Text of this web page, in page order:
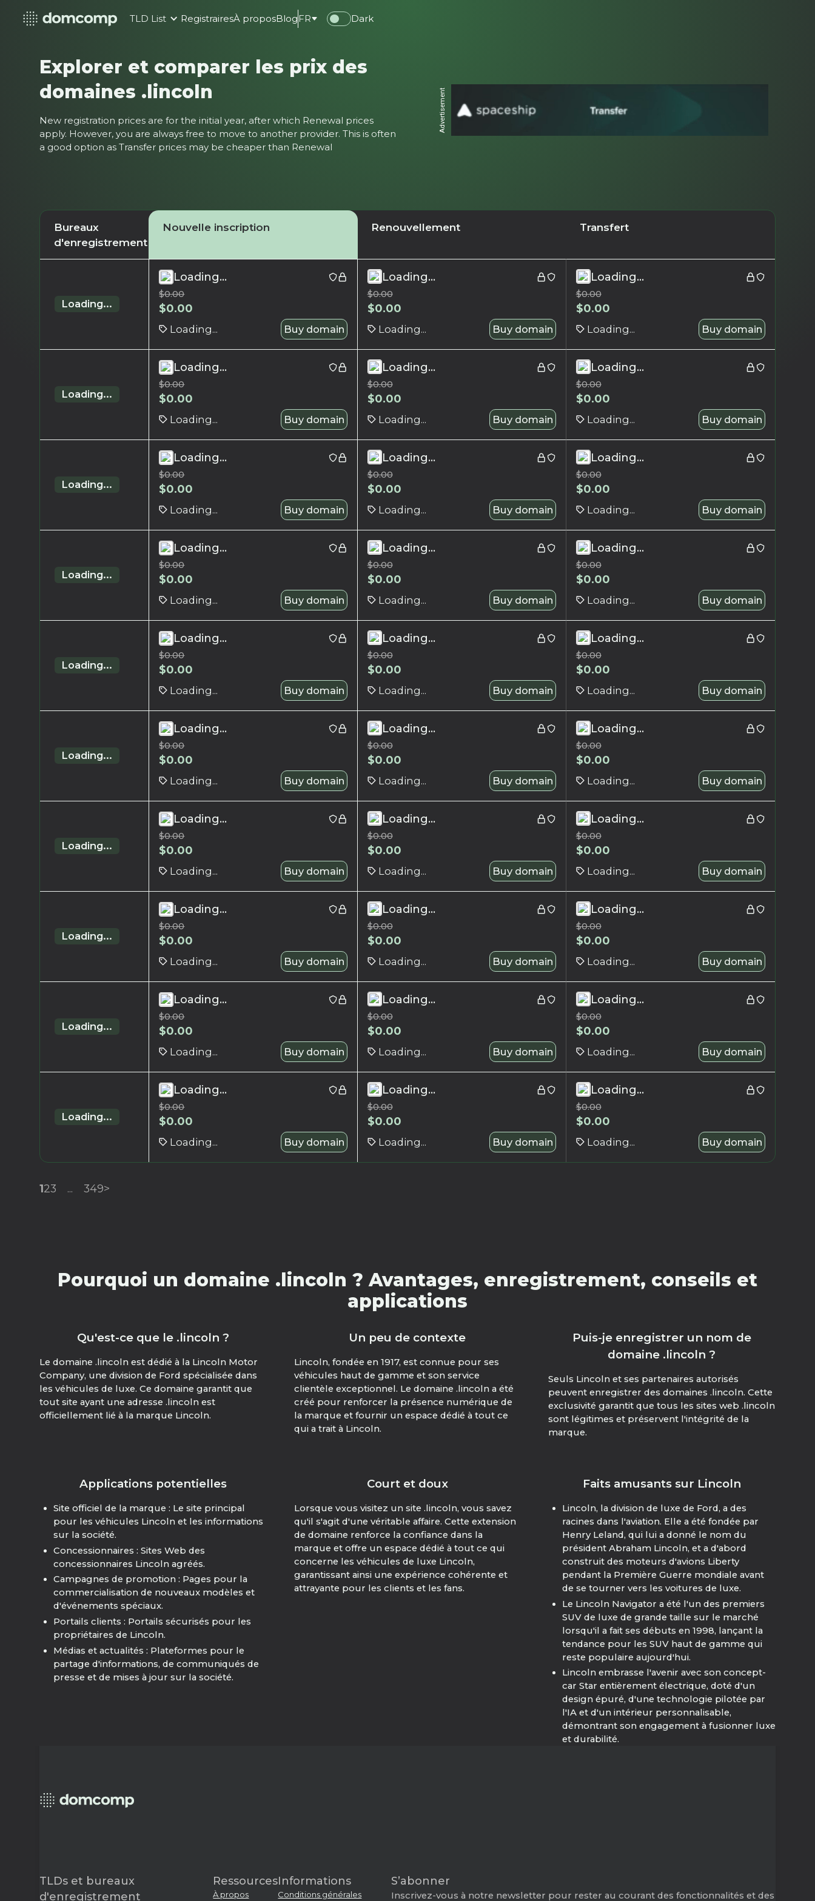
TLD List RegistrairesÀ proposBlog FR Dark
Explorer et comparer les prix des
domaines .lincoln
New registration prices are for the initial year, after which Renewal prices
apply. However, you are always free to move to another provider. This is often
a good option as Transfer prices may be cheaper than Renewal
Advertisement
Bureaux
d'enregistrement
Nouvelle inscription Renouvellement Transfert
Loading...
Loading...
$0.00
$0.00
Loading... Buy domain
Loading...
$0.00
$0.00
Loading... Buy domain
Loading...
$0.00
$0.00
Loading... Buy domain
Loading...
Loading...
$0.00
$0.00
Loading... Buy domain
Loading...
$0.00
$0.00
Loading... Buy domain
Loading...
$0.00
$0.00
Loading... Buy domain
Loading...
Loading...
$0.00
$0.00
Loading... Buy domain
Loading...
$0.00
$0.00
Loading... Buy domain
Loading...
$0.00
$0.00
Loading... Buy domain
Loading...
Loading...
$0.00
$0.00
Loading... Buy domain
Loading...
$0.00
$0.00
Loading... Buy domain
Loading...
$0.00
$0.00
Loading... Buy domain
Loading...
Loading...
$0.00
$0.00
Loading... Buy domain
Loading...
$0.00
$0.00
Loading... Buy domain
Loading...
$0.00
$0.00
Loading... Buy domain
Loading...
Loading...
$0.00
$0.00
Loading... Buy domain
Loading...
$0.00
$0.00
Loading... Buy domain
Loading...
$0.00
$0.00
Loading... Buy domain
Loading...
Loading...
$0.00
$0.00
Loading... Buy domain
Loading...
$0.00
$0.00
Loading... Buy domain
Loading...
$0.00
$0.00
Loading... Buy domain
Loading...
Loading...
$0.00
$0.00
Loading... Buy domain
Loading...
$0.00
$0.00
Loading... Buy domain
Loading...
$0.00
$0.00
Loading... Buy domain
Loading...
Loading...
$0.00
$0.00
Loading... Buy domain
Loading...
$0.00
$0.00
Loading... Buy domain
Loading...
$0.00
$0.00
Loading... Buy domain
Loading...
Loading...
$0.00
$0.00
Loading... Buy domain
Loading...
$0.00
$0.00
Loading... Buy domain
Loading...
$0.00
$0.00
Loading... Buy domain
123 ... 349>
Pourquoi un domaine .lincoln ? Avantages, enregistrement, conseils et
applications
Qu'est-ce que le .lincoln ?
Le domaine .lincoln est dédié à la Lincoln Motor
Company, une division de Ford spécialisée dans
les véhicules de luxe. Ce domaine garantit que
tout site ayant une adresse .lincoln est
officiellement lié à la marque Lincoln.
Un peu de contexte
Lincoln, fondée en 1917, est connue pour ses
véhicules haut de gamme et son service
clientèle exceptionnel. Le domaine .lincoln a été
créé pour renforcer la présence numérique de
la marque et fournir un espace dédié à tout ce
qui a trait à Lincoln.
Puis-je enregistrer un nom de
domaine .lincoln ?
Seuls Lincoln et ses partenaires autorisés
peuvent enregistrer des domaines .lincoln. Cette
exclusivité garantit que tous les sites web .lincoln
sont légitimes et préservent l'intégrité de la
marque.
Applications potentielles
Site officiel de la marque : Le site principal
pour les véhicules Lincoln et les informations
sur la société.
Concessionnaires : Sites Web des
concessionnaires Lincoln agréés.
Campagnes de promotion : Pages pour la
commercialisation de nouveaux modèles et
d'événements spéciaux.
Portails clients : Portails sécurisés pour les
propriétaires de Lincoln.
Médias et actualités : Plateformes pour le
partage d'informations, de communiqués de
presse et de mises à jour sur la société.
Court et doux
Lorsque vous visitez un site .lincoln, vous savez
qu'il s'agit d'une véritable affaire. Cette extension
de domaine renforce la confiance dans la
marque et offre un espace dédié à tout ce qui
concerne les véhicules de luxe Lincoln,
garantissant ainsi une expérience cohérente et
attrayante pour les clients et les fans.
Faits amusants sur Lincoln
Lincoln, la division de luxe de Ford, a des
racines dans l'aviation. Elle a été fondée par
Henry Leland, qui lui a donné le nom du
président Abraham Lincoln, et a d'abord
construit des moteurs d'avions Liberty
pendant la Première Guerre mondiale avant
de se tourner vers les voitures de luxe.
Le Lincoln Navigator a été l'un des premiers
SUV de luxe de grande taille sur le marché
lorsqu'il a fait ses débuts en 1998, lançant la
tendance pour les SUV haut de gamme qui
reste populaire aujourd'hui.
Lincoln embrasse l'avenir avec son concept-
car Star entièrement électrique, doté d'un
design épuré, d'une technologie pilotée par
l'IA et d'un intérieur personnalisable,
démontrant son engagement à fusionner luxe
et durabilité.
TLDs et bureaux
d'enregistrement
Ressources
À propos
Informations
Conditions générales
S’abonner
Inscrivez-vous à notre newsletter pour rester au courant des fonctionnalités et des